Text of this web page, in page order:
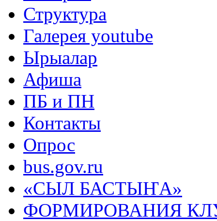
Структура
Галерея youtube
Ырыалар
Афиша
ПБ и ПН
Контакты
Опрос
bus.gov.ru
«СЫЛ БАСТЫҤА»
ФОРМИРОВАНИЯ